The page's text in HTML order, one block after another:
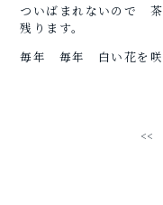
ついばまれないので 茶
残ります。
毎年 毎年 白い花を咲
<<